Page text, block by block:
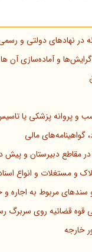
در نهادهای دولتی و
و آماده‌سازی آن ها
و پروانه پزشکی یا
مالی
مقاطع دبیرستان و
و مستغلات و انواع
و سندهای مربوط به اجاره
قضائیه روی سربرگ
خارجه